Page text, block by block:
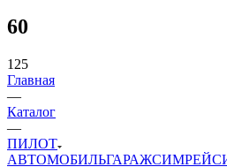
60
125
Главная
—
Каталог
—
ПИЛОТ
АВТОМОБИЛЬГАРАЖ